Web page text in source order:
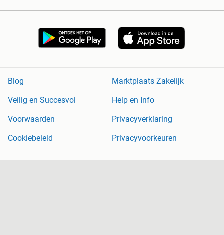
Blog
Marktplaats Zakelijk
Veilig en Succesvol
Help en Info
Voorwaarden
Privacyverklaring
Cookiebeleid
Privacyvoorkeuren